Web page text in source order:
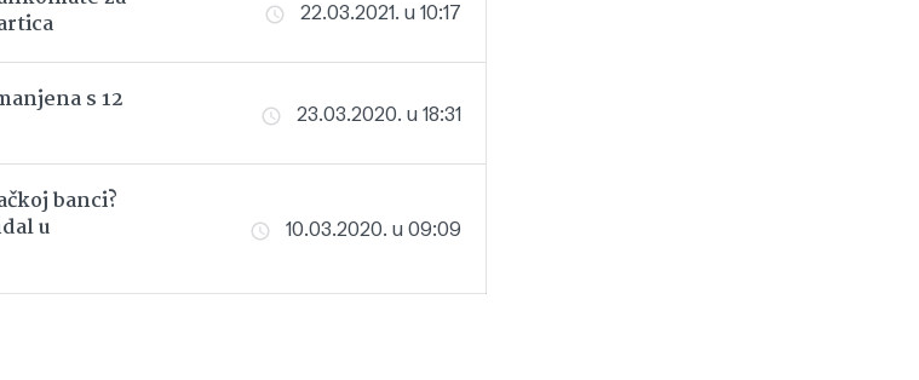
22.03.2021. u 10:17
s 12
23.03.2020. u 18:31
banci?
u
10.03.2020. u 09:09